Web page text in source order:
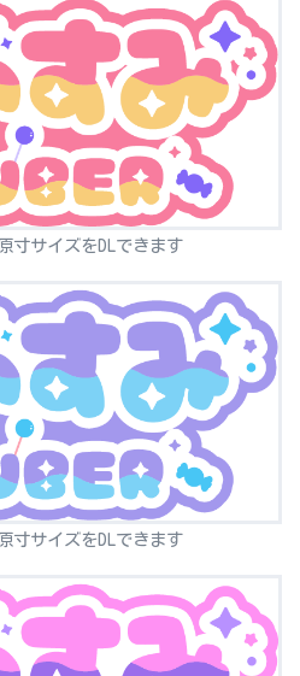
寸サイズをDLできます
寸サイズをDLできます